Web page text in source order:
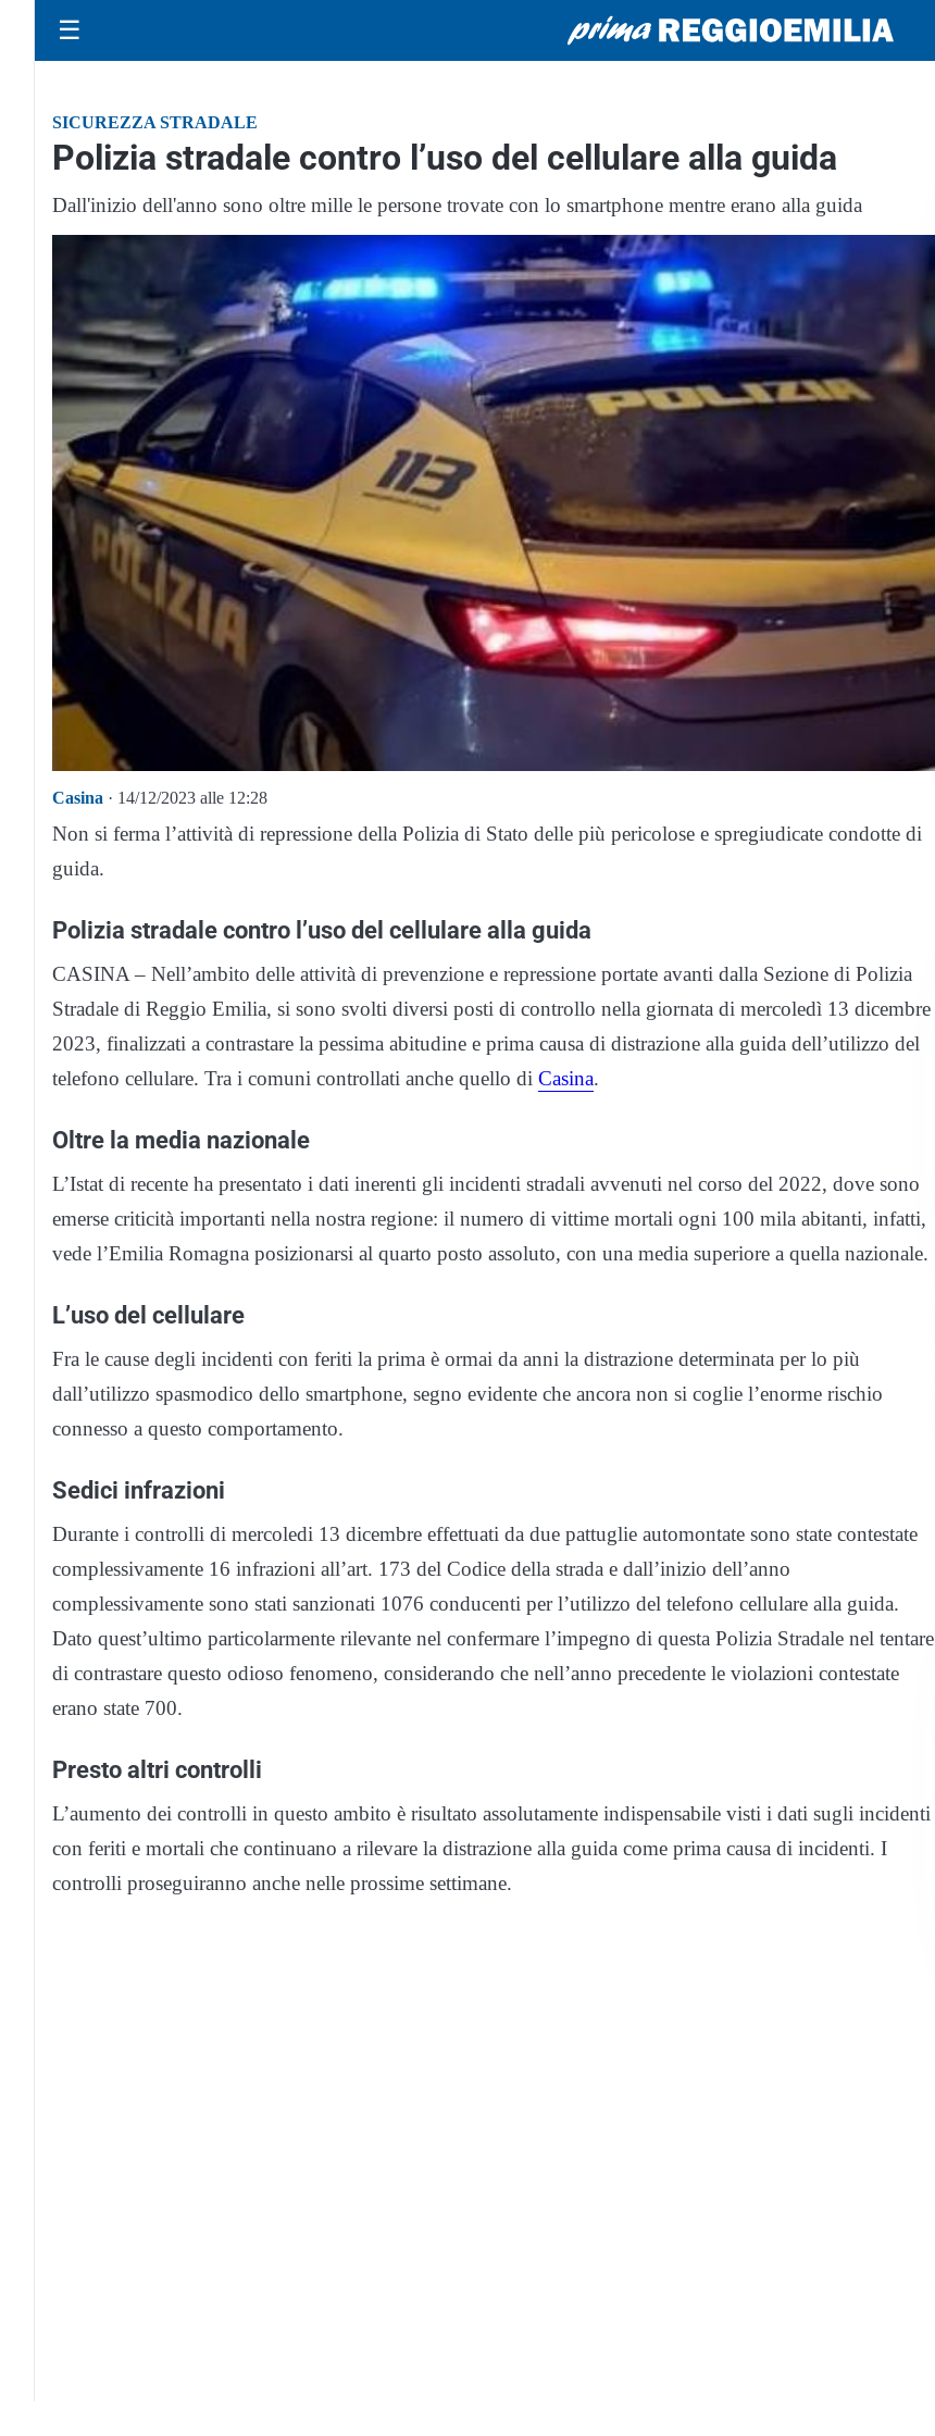
☰
SICUREZZA STRADALE
Polizia stradale contro l’uso del cellulare alla guida
Dall'inizio dell'anno sono oltre mille le persone trovate con lo smartphone mentre erano alla guida
Casina · 14/12/2023 alle 12:28
Non si ferma l’attività di repressione della Polizia di Stato delle più pericolose e spregiudicate condotte di
guida.
Polizia stradale contro l’uso del cellulare alla guida
CASINA – Nell’ambito delle attività di prevenzione e repressione portate avanti dalla Sezione di Polizia
Stradale di Reggio Emilia, si sono svolti diversi posti di controllo nella giornata di mercoledì 13 dicembre
2023, finalizzati a contrastare la pessima abitudine e prima causa di distrazione alla guida dell’utilizzo del
telefono cellulare. Tra i comuni controllati anche quello di Casina.
Oltre la media nazionale
L’Istat di recente ha presentato i dati inerenti gli incidenti stradali avvenuti nel corso del 2022, dove sono
emerse criticità importanti nella nostra regione: il numero di vittime mortali ogni 100 mila abitanti, infatti,
vede l’Emilia Romagna posizionarsi al quarto posto assoluto, con una media superiore a quella nazionale.
L’uso del cellulare
Fra le cause degli incidenti con feriti la prima è ormai da anni la distrazione determinata per lo più
dall’utilizzo spasmodico dello smartphone, segno evidente che ancora non si coglie l’enorme rischio
connesso a questo comportamento.
Sedici infrazioni
Durante i controlli di mercoledi 13 dicembre effettuati da due pattuglie automontate sono state contestate
complessivamente 16 infrazioni all’art. 173 del Codice della strada e dall’inizio dell’anno
complessivamente sono stati sanzionati 1076 conducenti per l’utilizzo del telefono cellulare alla guida.
Dato quest’ultimo particolarmente rilevante nel confermare l’impegno di questa Polizia Stradale nel tentare
di contrastare questo odioso fenomeno, considerando che nell’anno precedente le violazioni contestate
erano state 700.
Presto altri controlli
L’aumento dei controlli in questo ambito è risultato assolutamente indispensabile visti i dati sugli incidenti
con feriti e mortali che continuano a rilevare la distrazione alla guida come prima causa di incidenti. I
controlli proseguiranno anche nelle prossime settimane.